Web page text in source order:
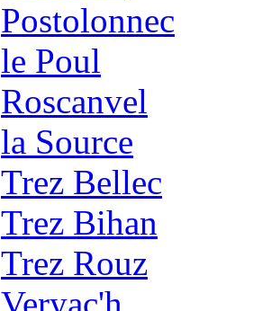
Postolonnec
le Poul
Roscanvel
la Source
Trez Bellec
Trez Bihan
Trez Rouz